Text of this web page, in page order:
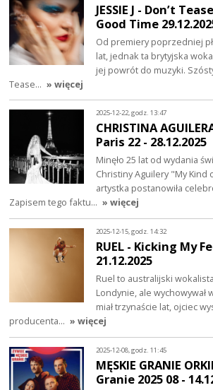
JESSIE J - Don’t
Good Time
Od premiery poprzedniej
lat, jednak ta brytyjska
jej powrót do muzyki.
Tease… » więcej
2025-12-22, godz. 13:47
CHRISTINA
Paris 22 - 28.12.2025
Minęło 25 lat od wydania
Christiny Aguilery "My Kind
artystka postanowiła
Zapisem tego faktu… » więcej
2025-12-15, godz. 14:32
RUEL - Kicking My
21.12.2025
Ruel to australijski
Londynie, ale wychowywał
miał trzynaście lat, ojciec
producenta… » więcej
2025-12-08, godz. 11:45
MĘSKIE GRANIE
Granie 2025 08 -